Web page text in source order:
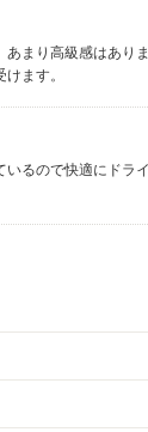
あまり高級感はあり
ます。
いるので快適にドラ